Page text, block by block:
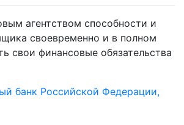
агентством способности и
своевременно и в полном
свои финансовые обязательства
банк Российской Федерации,